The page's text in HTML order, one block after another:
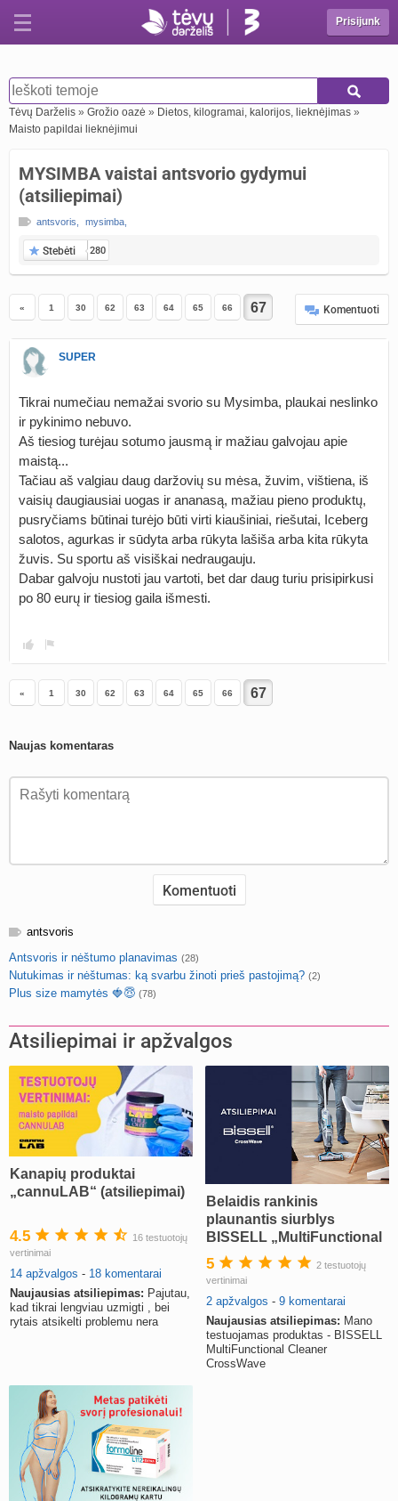
Prisijunk
Tėvų Darželis » Grožio oazė » Dietos, kilogramai, kalorijos, lieknėjimas »
Maisto papildai lieknėjimui
MYSIMBA vaistai antsvorio gydymui
(atsiliepimai)
antsvoris mysimba
Stebėti 280
« 1 30 62 63 64 65 66 Komentuoti
SUPER
Tikrai numečiau nemažai svorio su Mysimba, plaukai neslinko
ir pykinimo nebuvo.
Aš tiesiog turėjau sotumo jausmą ir mažiau galvojau apie
maistą...
Tačiau aš valgiau daug daržovių su mėsa, žuvim, vištiena, iš
vaisių daugiausiai uogas ir ananasą, mažiau pieno produktų,
pusryčiams būtinai turėjo būti virti kiaušiniai, riešutai, Iceberg
salotos, agurkas ir sūdyta arba rūkyta lašiša arba kita rūkyta
žuvis. Su sportu aš visiškai nedraugauju.
Dabar galvoju nustoti jau vartoti, bet dar daug turiu prisipirkusi
po 80 eurų ir tiesiog gaila išmesti.
« 1 30 62 63 64 65 66
Naujas komentaras
antsvoris
Antsvoris ir nėštumo planavimas (28)
Nutukimas ir nėštumas: ką svarbu žinoti prieš pastojimą? (2)
Plus size mamytės 🍓😇 (78)
Atsiliepimai ir apžvalgos
Kanapių produktai
„cannuLAB“ (atsiliepimai)
4.5
16 testuotojų
vertinimai
14 apžvalgos - 18 komentarai
Naujausias atsiliepimas: Pajutau,
kad tikrai lengviau uzmigti , bei
rytais atsikelti problemu nera
Belaidis rankinis
plaunantis siurblys
BISSELL „MultiFunctional
Cleaner CrossWave“
(atsiliepimai)
5
2 testuotojų
vertinimai
2 apžvalgos - 9 komentarai
Naujausias atsiliepimas: Mano
testuojamas produktas - BISSELL
MultiFunctional Cleaner
CrossWave